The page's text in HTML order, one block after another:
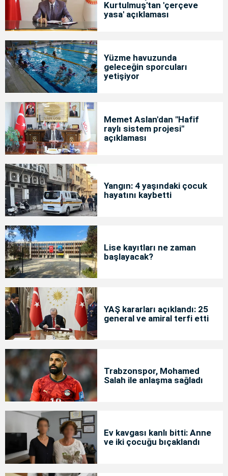
Kurtulmuş'tan 'çerçeve
yasa' açıklaması
Yüzme havuzunda
geleceğin sporcuları
yetişiyor
Memet Aslan'dan "Hafif
raylı sistem projesi"
açıklaması
Yangın: 4 yaşındaki çocuk
hayatını kaybetti
Lise kayıtları ne zaman
başlayacak?
YAŞ kararları açıklandı: 25
general ve amiral terfi etti
Trabzonspor, Mohamed
Salah ile anlaşma sağladı
Ev kavgası kanlı bitti: Anne
ve iki çocuğu bıçaklandı